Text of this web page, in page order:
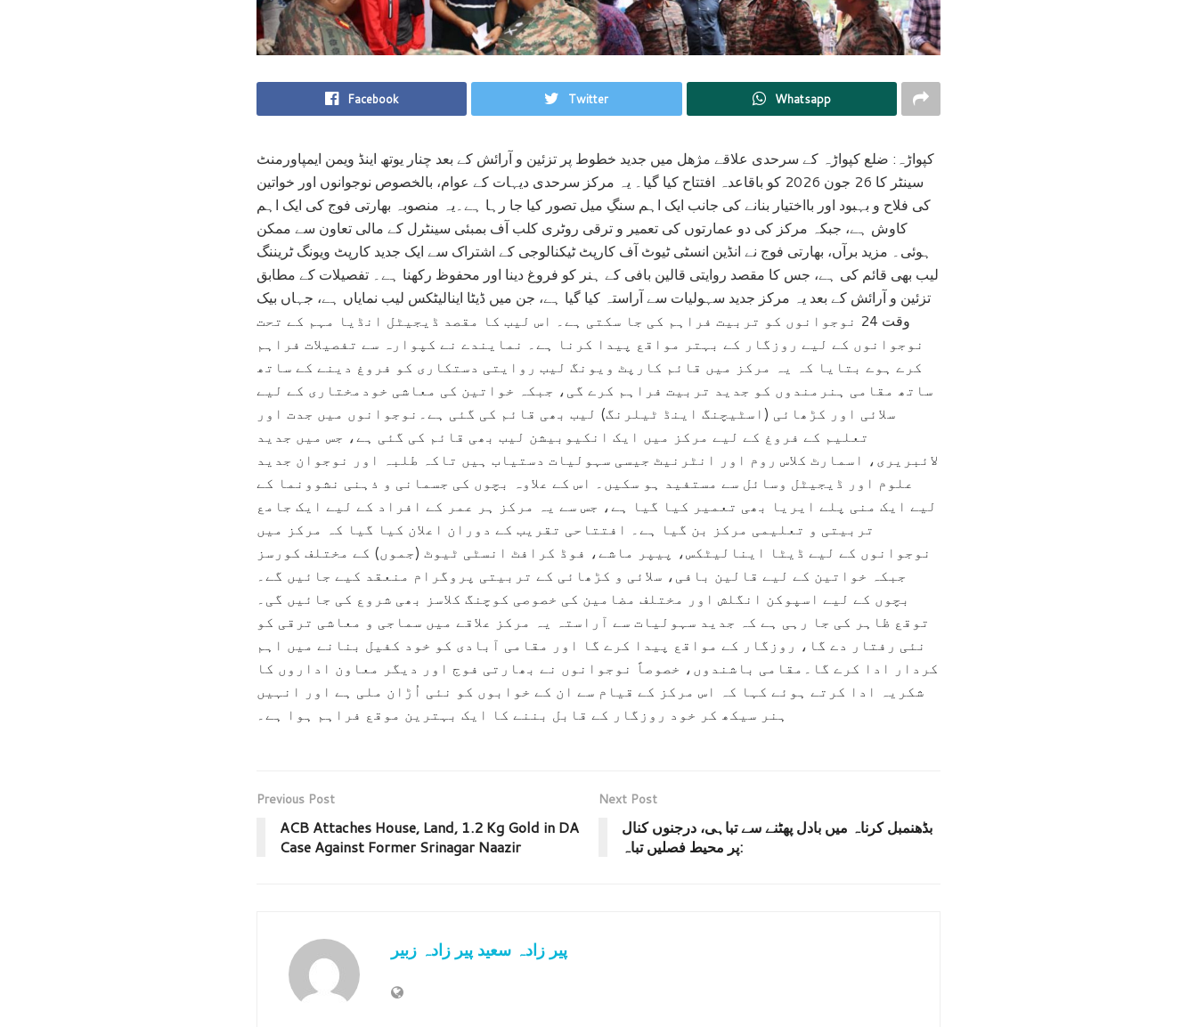
Facebook Twitter Whatsapp
کپواڑہ: ضلع کپواڑہ کے سرحدی علاقے مژھل میں جدید خطوط پر تزئین و آرائش کے بعد چنار یوتھ اینڈ ویمن ایمپاورمنٹ
سینٹر کا 26 جون 2026 کو باقاعدہ افتتاح کیا گیا۔ یہ مرکز سرحدی دیہات کے عوام، بالخصوص نوجوانوں اور خواتین
کی فلاح و بہبود اور بااختیار بنانے کی جانب ایک اہم سنگِ میل تصور کیا جا رہا ہے۔یہ منصوبہ بھارتی فوج کی ایک اہم
کاوش ہے، جبکہ مرکز کی دو عمارتوں کی تعمیر و ترقی روٹری کلب آف بمبئی سینٹرل کے مالی تعاون سے ممکن
ہوئی۔ مزید برآں، بھارتی فوج نے انڈین انسٹی ٹیوٹ آف کارپٹ ٹیکنالوجی کے اشتراک سے ایک جدید کارپٹ ویونگ ٹریننگ
لیب بھی قائم کی ہے، جس کا مقصد روایتی قالین بافی کے ہنر کو فروغ دینا اور محفوظ رکھنا ہے۔ تفصیلات کے مطابق
تزئین و آرائش کے بعد یہ مرکز جدید سہولیات سے آراستہ کیا گیا ہے، جن میں ڈیٹا اینالیٹکس لیب نمایاں ہے، جہاں بیک
وقت 24 نوجوانوں کو تربیت فراہم کی جا سکتی ہے۔ اس لیب کا مقصد ڈیجیٹل انڈیا مہم کے تحت
نوجوانوں کے لیے روزگار کے بہتر مواقع پیدا کرنا ہے۔ نمایندے نے کپوارہ سے تفصیلات فراہم
کرے ہوے بتایا کہ یہ مرکز میں قائم کارپٹ ویونگ لیب روایتی دستکاری کو فروغ دینے کے ساتھ
ساتھ مقامی ہنرمندوں کو جدید تربیت فراہم کرے گی، جبکہ خواتین کی معاشی خودمختاری کے لیے
سلائی اور کڑھائی (اسٹیچنگ اینڈ ٹیلرنگ) لیب بھی قائم کی گئی ہے۔نوجوانوں میں جدت اور
تعلیم کے فروغ کے لیے مرکز میں ایک انکیوبیشن لیب بھی قائم کی گئی ہے، جس میں جدید
لائبریری، اسمارٹ کلاس روم اور انٹرنیٹ جیسی سہولیات دستیاب ہیں تاکہ طلبہ اور نوجوان جدید
علوم اور ڈیجیٹل وسائل سے مستفید ہو سکیں۔ اس کے علاوہ بچوں کی جسمانی و ذہنی نشوونما کے
لیے ایک منی پلے ایریا بھی تعمیر کیا گیا ہے، جس سے یہ مرکز ہر عمر کے افراد کے لیے ایک جامع
تربیتی و تعلیمی مرکز بن گیا ہے۔ افتتاحی تقریب کے دوران اعلان کیا گیا کہ مرکز میں
نوجوانوں کے لیے ڈیٹا اینالیٹکس، پیپر ماشے، فوڈ کرافٹ انسٹی ٹیوٹ (جموں) کے مختلف کورسز
جبکہ خواتین کے لیے قالین بافی، سلائی و کڑھائی کے تربیتی پروگرام منعقد کیے جائیں گے۔
بچوں کے لیے اسپوکن انگلش اور مختلف مضامین کی خصوصی کوچنگ کلاسز بھی شروع کی جائیں گی۔
توقع ظاہر کی جا رہی ہے کہ جدید سہولیات سے آراستہ یہ مرکز علاقے میں سماجی و معاشی ترقی کو
نئی رفتار دے گا، روزگار کے مواقع پیدا کرے گا اور مقامی آبادی کو خود کفیل بنانے میں اہم
کردار ادا کرے گا۔مقامی باشندوں، خصوصاً نوجوانوں نے بھارتی فوج اور دیگر معاون اداروں کا
شکریہ ادا کرتے ہوئے کہا کہ اس مرکز کے قیام سے ان کے خوابوں کو نئی اُڑان ملی ہے اور انہیں
ہنر سیکھ کر خود روزگار کے قابل بننے کا ایک بہترین موقع فراہم ہوا ہے۔
Previous Post
ACB Attaches House, Land, 1.2 Kg Gold in DA
Case Against Former Srinagar Naazir
Next Post
بڈھنمبل کرناہ میں بادل پھٹنے سے تباہی، درجنوں کنال
پر محیط فصلیں تباہ:
پیر زادہ سعید پیر زادہ زبیر